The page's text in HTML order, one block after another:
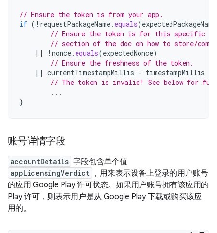
// Ensure the token is from your app.
if ( ! requestPackageName. equals(expectedPackageName
// Ensure the token is for this specific
// section of the doc on how to store/
||
! nonce. equals(expectedNonce)
// Ensure the freshness of the token.
||
currentTimestampMillis - timestampMillis
// The token is invalid! See below for
...
}
账号详情字段
accountDetails 字段包含单个值
appLicensingVerdict
，用来表示设备上登录的用户账号
的应用 Google Play 许可状态。如果用户账号拥有该应用的
Play 许可，则表示用户是从 Google Play 下载或购买该应
用的。